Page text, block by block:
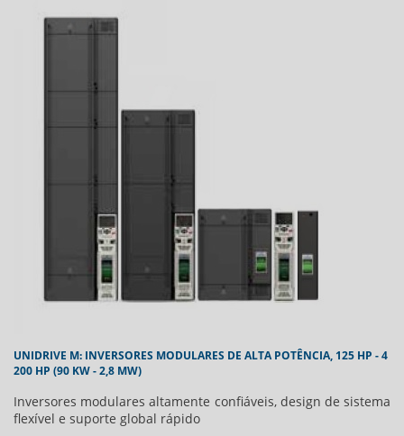
UNIDRIVE M: INVERSORES MODULARES DE ALTA POTÊNCIA, 125 HP - 4
200 HP (90 KW - 2,8 MW)
Inversores modulares altamente confiáveis, design de sistema
flexível e suporte global rápido